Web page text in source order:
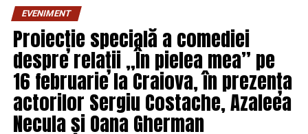
UP NEXT
EXCLUSIV! Dezvăluiri BOMBĂ! Se pregătește un nou caz
BURNEI! Cine este următoarea VICTIMĂ de pe listă! Nume
grele implicate! Zeci de mii de pacienți sacrificați |
DoljAZI
DON'T MISS
Petrecere de pomină pentru iubita lui Liviu Dragnea! Ce
invitați surpriză a avut Irina Tănase la aniversarea celor
26 de ani și cine a păzit-o de pe acoperiș | DoljAZI
EVENIMENT
Proiecție specială a comediei
despre relații „În pielea mea” pe
16 februarie la Craiova, în prezența
actorilor Sergiu Costache, Azaleea
Necula și Oana Gherman